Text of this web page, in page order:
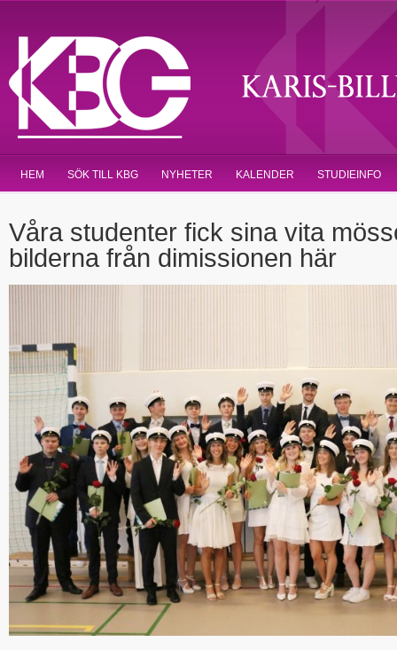
HEM SÖK TILL KBG NYHETER KALENDER STUDIEINFO
Våra studenter fick sina vita
bilderna från dimissionen här